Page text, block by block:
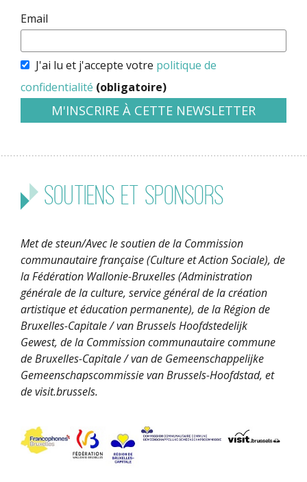
Email
J'ai lu et j'accepte votre politique de
confidentialité (obligatoire)
Soutiens et sponsors
Met de steun/Avec le soutien de la Commission
communautaire française (Culture et Action Sociale), de
la Fédération Wallonie-Bruxelles (Administration
générale de la culture, service général de la création
artistique et éducation permanente), de la Région de
Bruxelles-Capitale / van Brussels Hoofdstedelijk
Gewest, de la Commission communautaire commune
de Bruxelles-Capitale / van de Gemeenschappelijke
Gemeenschapscommissie van Brussels-Hoofdstad, et
de visit.brussels.